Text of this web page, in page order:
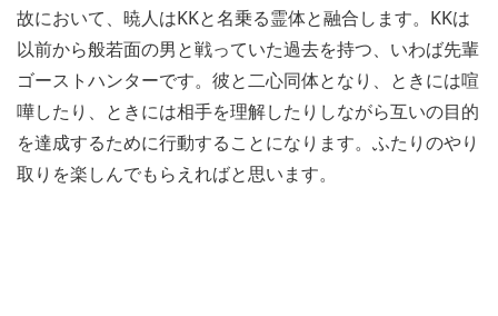
故において、暁人はKKと名乗る霊体と融合します。KKは
以前から般若面の男と戦っていた過去を持つ、いわば先輩
ゴーストハンターです。彼と二心同体となり、ときには喧
嘩したり、ときには相手を理解したりしながら互いの目的
を達成するために行動することになります。ふたりのやり
取りを楽しんでもらえればと思います。